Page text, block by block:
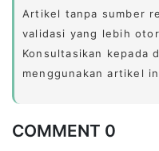
Artikel tanpa sumber
validasi yang lebih
Konsultasikan kepada
menggunakan artikel
COMMENT 0